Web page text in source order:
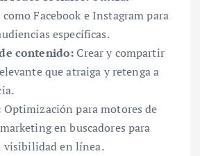
Facebook e Instagram para
específicas.
contenido: Crear y compartir
que atraiga y retenga a
Optimización para motores de
en buscadores para
visibilidad en línea.